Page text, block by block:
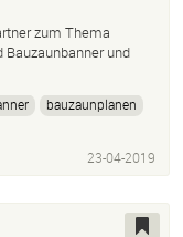
zum Thema
und
bauzaunplanen
warnzeichen
23-04-2019